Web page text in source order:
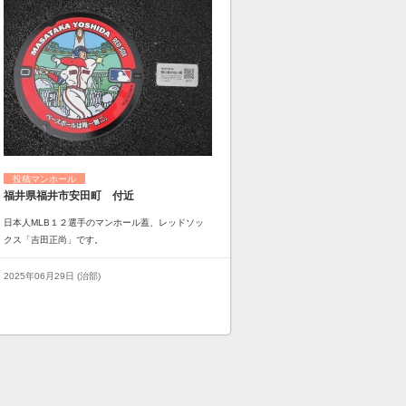
投稿マンホール
福井県福井市安田町 付近
日本人MLB１２選手のマンホール蓋、レッドソッ
クス「吉田正尚」です。
2025年06月29日 (治部)